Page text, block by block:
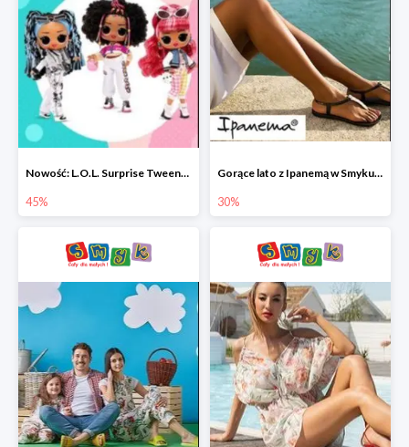
Nowość: L.O.L. Surprise Tweens Doll w Smyku do -45%
45%
Gorące lato z Ipanemą w Smyku do -30%
30%